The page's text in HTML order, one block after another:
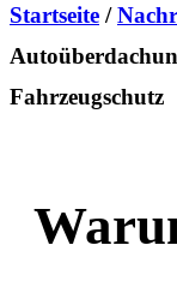
Startseite /
Fahrzeugschutz